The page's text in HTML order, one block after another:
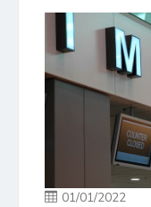
01/01/2022